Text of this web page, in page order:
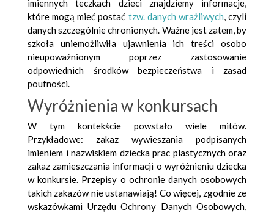
imiennych teczkach dzieci znajdziemy informacje,
które mogą mieć postać tzw. danych wrażliwych, czyli
danych szczególnie chronionych. Ważne jest zatem, by
szkoła uniemożliwiła ujawnienia ich treści osobo
nieupoważnionym poprzez zastosowanie
odpowiednich środków bezpieczeństwa i zasad
poufności.
Wyróżnienia w konkursach
W tym kontekście powstało wiele mitów.
Przykładowe: zakaz wywieszania podpisanych
imieniem i nazwiskiem dziecka prac plastycznych oraz
zakaz zamieszczania informacji o wyróżnieniu dziecka
w konkursie. Przepisy o ochronie danych osobowych
takich zakazów nie ustanawiają! Co więcej, zgodnie ze
wskazówkami Urzędu Ochrony Danych Osobowych,